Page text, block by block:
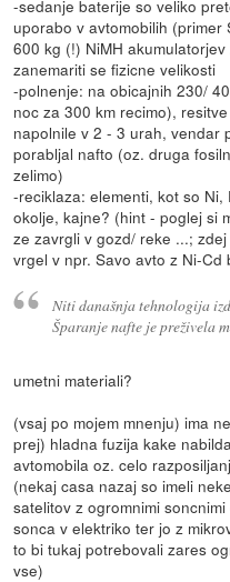
-sedanje baterije so veliko
uporabo v avtomobilih
600 kg (!) NiMH
zanemariti se fizicne velikosti
-polnenje: na obicajnih 230/
noc za 300 km recimo),
napolnile v 2 - 3 urah, vendar
porabljal nafto (oz. druga
zelimo)
-reciklaza: elementi, kot so
okolje, kajne? (hint - poglej si
ze zavrgli v gozd/ reke ...;
vrgel v npr. Savo avto z Ni-Cd
Niti današnja tehnologija
Šparanje nafte je preživela
umetni materiali?
(vsaj po mojem mnenju) ima
prej) hladna fuzija kake
avtomobila oz. celo
(nekaj casa nazaj so imeli
satelitov z ogromnimi
sonca v elektriko ter jo z
to bi tukaj potrebovali zares
vse)